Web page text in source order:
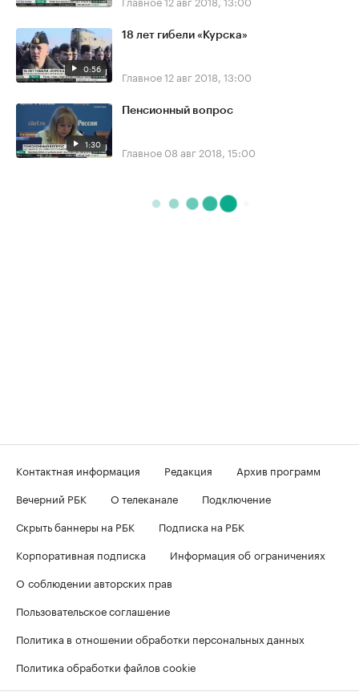
0:56
18 лет гибели «Курска»
Главное12 авг 2018, 13:00
1:30
Пенсионный вопрос
Главное 08 авг 2018, 15:00
Контактная информация Редакция
Архив программ
Вечерний РБК
О телеканале
Подключение
Скрыть баннеры на РБК
Подписка на РБК
Корпоративная подписка
Информация об ограничениях
О соблюдении авторских прав
Пользовательское соглашение
Политика в отношении обработки персональных данных
Политика обработки файлов cookie